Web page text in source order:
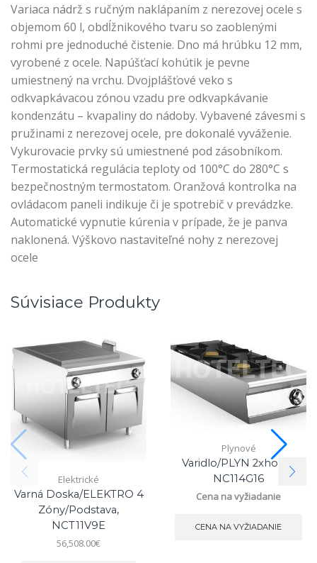
Variaca nádrž s ručným naklápaním z nerezovej ocele s
objemom 60 l, obdĺžnikového tvaru so zaoblenými
rohmi pre jednoduché čistenie. Dno má hrúbku 12 mm,
vyrobené z ocele. Napúšťací kohútik je pevne
umiestnený na vrchu. Dvojplášťové veko s
odkvapkávacou zónou vzadu pre odkvapkávanie
kondenzátu – kvapaliny do nádoby. Vybavené závesmi s
pružinami z nerezovej ocele, pre dokonalé vyváženie.
Vykurovacie prvky sú umiestnené pod zásobníkom.
Termostatická regulácia teploty od 100°C do 280°C s
bezpečnostným termostatom. Oranžová kontrolka na
ovládacom paneli indikuje či je spotrebič v prevádzke.
Automatické vypnutie kúrenia v prípade, že je panva
naklonená. Výškovo nastaviteľné nohy z nerezovej
ocele
Súvisiace Produkty
Elektrické
Varná Doska/ELEKTRO 4
Zóny/podstava,
NCT11V9E
56,508.00€
Plynové
Varidlo/PLYN 2xhorák,
NC114G16
Cena na vyžiadanie
CENA NA VYŽIADANIE